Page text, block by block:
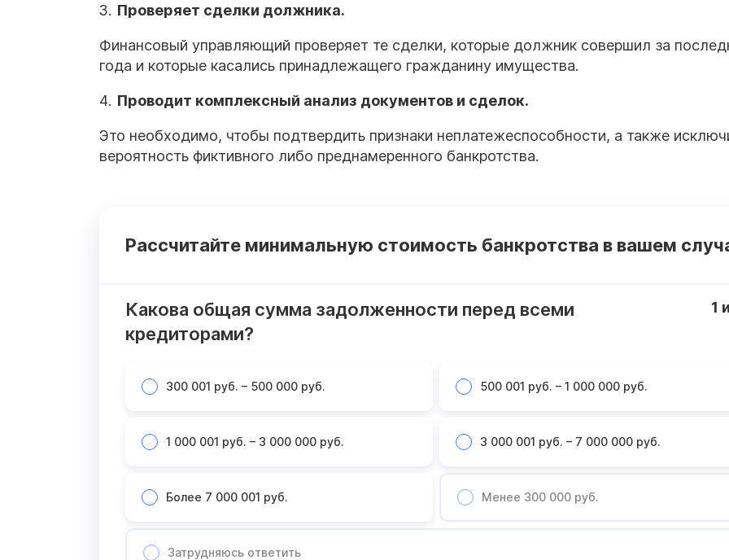
Проверяет сделки должника.
Финансовый управляющий проверяет те сделки, которые должник совершил за
года и которые касались принадлежащего гражданину имущества.
Проводит комплексный анализ документов и сделок.
Это необходимо, чтобы подтвердить признаки неплатежеспособности, а также
вероятность фиктивного либо преднамеренного банкротства.
Рассчитайте минимальную стоимость банкротства в вашем
Какова общая сумма задолженности перед всеми
кредиторами?
300 001 руб. – 500 000 руб. 500 001 руб. – 1 000 000 руб.
1 000 001 руб. – 3 000 000 руб. 3 000 001 руб. – 7 000 000 руб.
Более 7 000 001 руб. Менее 300 000 руб.
Затрудняюсь ответить
1